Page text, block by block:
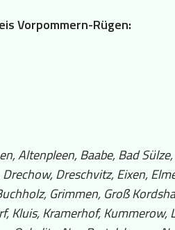
Vorpommern-Rügen:
Altenpleen, Baabe, Bad
Dreschvitz, Eixen,
Grimmen, Groß
Kluis, Kramerhof,